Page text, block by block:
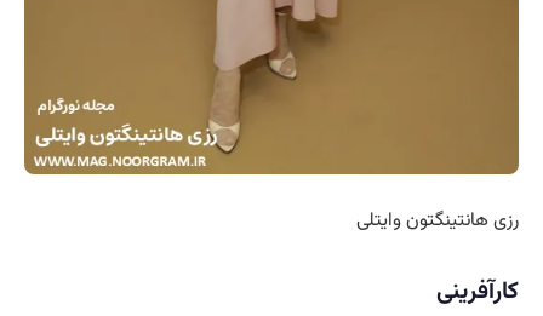
رزی هانتینگتون وایتلی
کارآفرینی